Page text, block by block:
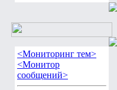
<Мониторинг тем>
<Монитор
сообщений>